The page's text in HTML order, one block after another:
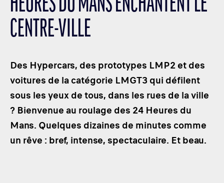
LES CATÉGORIES
PALMARÈS
DÉVELOPPEMENT DURABLE
SEA BY DHL
PARTENAIRES
NEWSLETTER
HEURES DU MANS ENCHANTENT LE
CENTRE-VILLE
Des Hypercars, des prototypes LMP2 et des
voitures de la catégorie LMGT3 qui défilent
sous les yeux de tous, dans les rues de la ville
? Bienvenue au roulage des 24 Heures du
Mans. Quelques dizaines de minutes comme
un rêve : bref, intense, spectaculaire. Et beau.